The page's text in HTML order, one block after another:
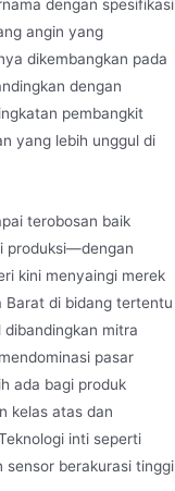
dengan spesifikasi
angin yang
dikembangkan pada
dengan
pembangkit
yang lebih unggul di
terobosan baik
produksi—dengan
kini menyaingi merek
Barat di bidang tertentu
mitra
pasar
ada bagi produk
kelas atas dan
inti seperti
sensor berakurasi tinggi